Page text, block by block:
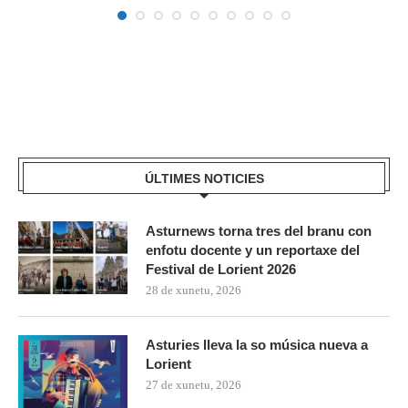
ÚLTIMES NOTICIES
Asturnews torna tres del branu con
enfotu docente y un reportaxe del
Festival de Lorient 2026
28 de xunetu, 2026
Asturies lleva la so música nueva a
Lorient
27 de xunetu, 2026